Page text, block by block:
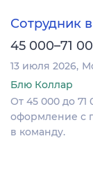
Сотрудник
45 000–71
13 июля 2026
Блю Коллар
От 45 000 до
оформление с
в команду.